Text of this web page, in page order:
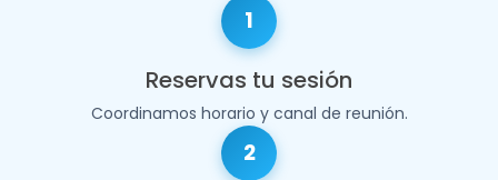
1
Reservas tu sesión
Coordinamos horario y canal de reunión.
2